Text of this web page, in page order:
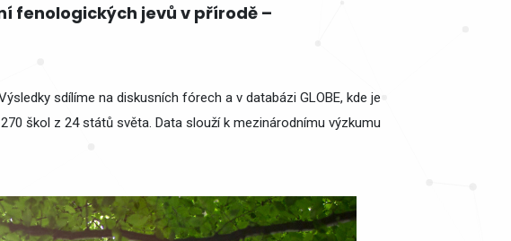
fenologických jevů v přírodě –
sdílíme na diskusních fórech a v databázi GLOBE, kde je
škol z 24 států světa. Data slouží k mezinárodnímu výzkumu